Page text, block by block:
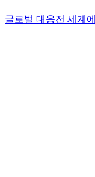
글로벌 대응전 세계